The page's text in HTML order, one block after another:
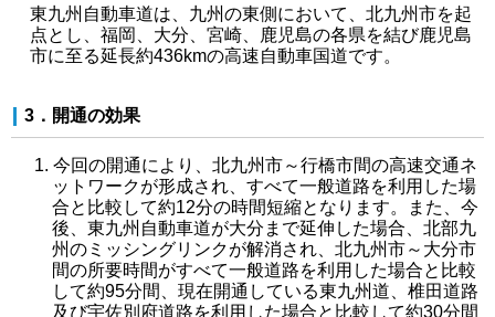
東九州自動車道は、九州の東側において、北九州市を起
点とし、福岡、大分、宮崎、鹿児島の各県を結び鹿児島
市に至る延長約436kmの高速自動車国道です。
3．開通の効果
今回の開通により、北九州市～行橋市間の高速交通ネ
ットワークが形成され、すべて一般道路を利用した場
合と比較して約12分の時間短縮となります。また、今
後、東九州自動車道が大分まで延伸した場合、北部九
州のミッシングリンクが解消され、北九州市～大分市
間の所要時間がすべて一般道路を利用した場合と比較
して約95分間、現在開通している東九州道、椎田道路
及び宇佐別府道路を利用した場合と比較して約30分間